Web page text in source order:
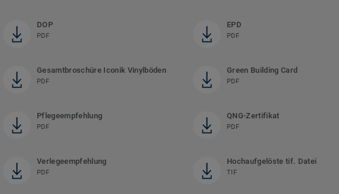
DOP
PDF
EPD
PDF
Gesamtbroschüre Iconik Vinylböden
PDF
Green Building Card
PDF
Pflegeempfehlung
PDF
QNG-Zertifikat
PDF
Verlegeempfehlung
PDF
Hochaufgelöste tif. Datei
TIF